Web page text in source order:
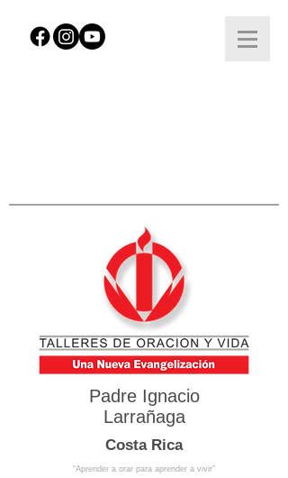
Padre Ignacio
Larrañaga
Costa Rica
“Aprender a orar para aprender a vivir”